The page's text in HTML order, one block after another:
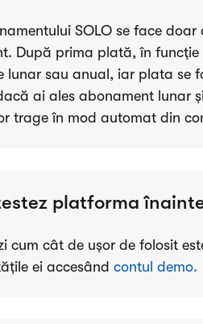
SOLO se face
După prima plată, în
lunar sau anual, iar plata se
ai ales abonament lunar
trage în mod automat din
platforma
cum cât de ușor de folosit
ei accesândcontul demo.